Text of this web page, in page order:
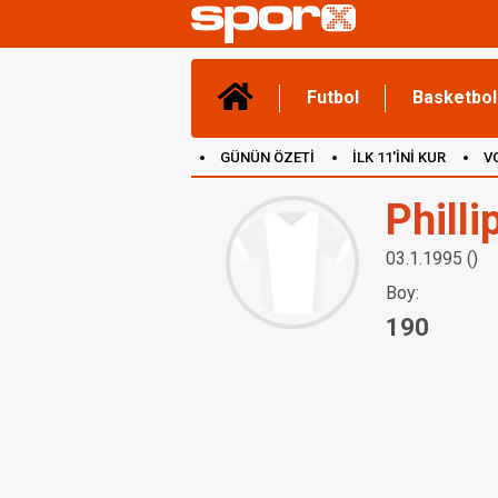
Futbol Basketbol
GÜNÜN ÖZETİ İLK 11'İNİ KUR
03.1.1995 ()
Boy:
190